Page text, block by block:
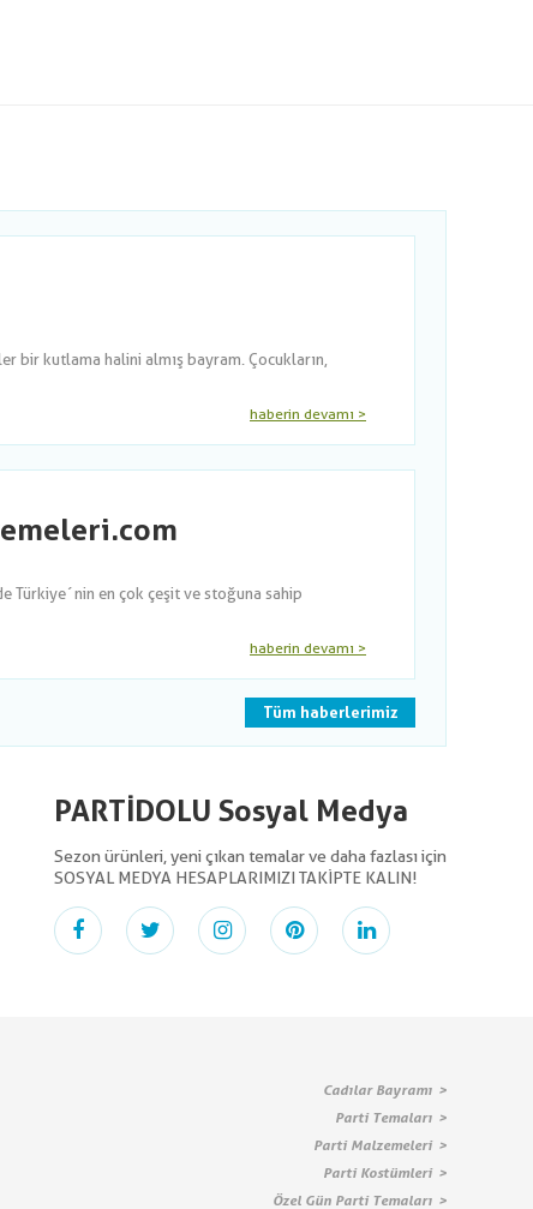
bir kutlama halini almış bayram. Çocukların,
haberin devamı >
Türkiye´nin en çok çeşit ve stoğuna sahip
haberin devamı >
Tüm haberlerimiz
PARTİDOLU Sosyal Medya
Sezon ürünleri, yeni çıkan temalar ve daha fazlası için
SOSYAL MEDYA HESAPLARIMIZI TAKİPTE KALIN!
Cadılar Bayramı
Parti Temaları
Parti Malzemeleri
Parti Kostümleri
Özel Gün Parti Temaları